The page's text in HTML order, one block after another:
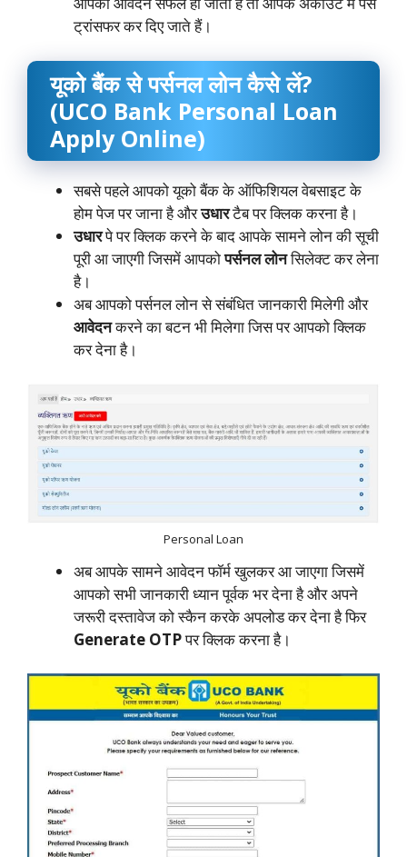
ट्रांसफर कर दिए जाते हैं।
यूको बैंक से पर्सनल लोन कैसे लें?
(UCO Bank Personal Loan
Apply Online)
सबसे पहले आपको यूको बैंक के ऑफिशियल वेबसाइट के
होम पेज पर जाना है औरउधारटैब पर क्लिक करना है।
उधारपे पर क्लिक करने के बाद आपके सामने लोन की सूची
पूरी आ जाएगी जिसमें आपकोपर्सनल लोनसिलेक्ट कर लेना
है।
अब आपको पर्सनल लोन से संबंधित जानकारी मिलेगी और
आवेदनकरने का बटन भी मिलेगा जिस पर आपको क्लिक
कर देना है।
Personal Loan
अब आपके सामने आवेदन फॉर्म खुलकर आ जाएगा जिसमें
आपको सभी जानकारी ध्यान पूर्वक भर देना है और अपने
जरूरी दस्तावेज को स्कैन करके अपलोड कर देना है फिर
Generate OTPपर क्लिक करना है।